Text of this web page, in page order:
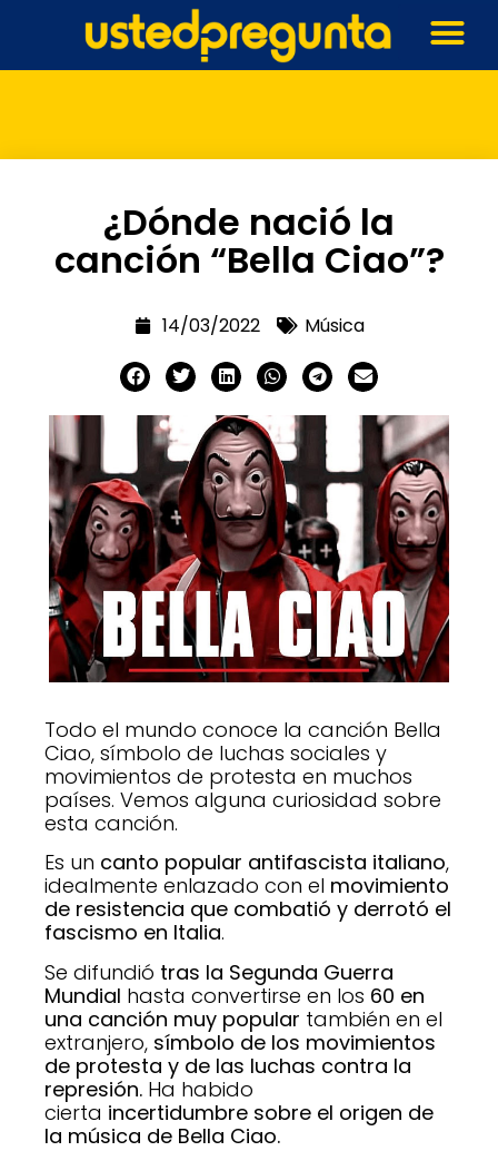
¿Dónde nació la
canción “Bella Ciao”?
14/03/2022 Música
Todo el mundo conoce la canción Bella
Ciao, símbolo de luchas sociales y
movimientos de protesta en muchos
países. Vemos alguna curiosidad sobre
esta canción.
Es un canto popular antifascista italiano,
idealmente enlazado con el movimiento
de resistencia que combatió y derrotó el
fascismo en Italia.
Se difundió tras la Segunda Guerra
Mundial hasta convertirse en los 60 en
una canción muy popular también en el
extranjero, símbolo de los movimientos
de protesta y de las luchas contra la
represión. Ha habido
cierta incertidumbre sobre el origen de
la música de Bella Ciao.